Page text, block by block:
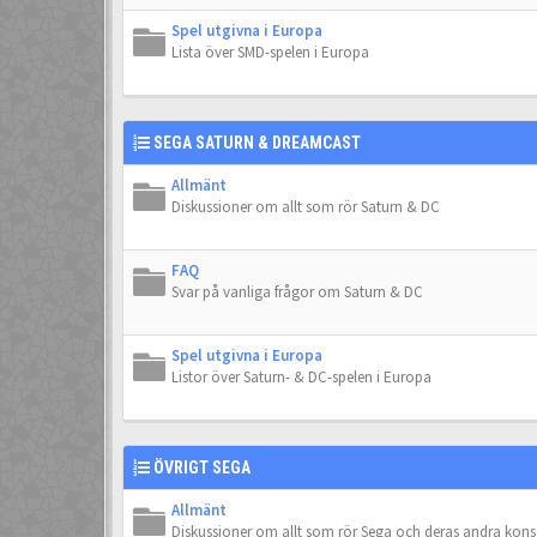
Spel utgivna i Europa
Lista över SMD-spelen i Europa
SEGA SATURN & DREAMCAST
Allmänt
Diskussioner om allt som rör Saturn & DC
FAQ
Svar på vanliga frågor om Saturn & DC
Spel utgivna i Europa
Listor över Saturn- & DC-spelen i Europa
ÖVRIGT SEGA
Allmänt
Diskussioner om allt som rör Sega och deras andra